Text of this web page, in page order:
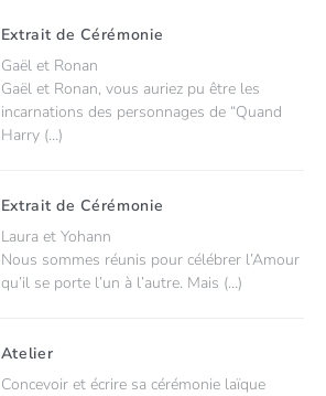
Extrait de Cérémonie
Gaël et Ronan
Gaël et Ronan, vous auriez pu être les
incarnations des personnages de “Quand
Harry (…)
Extrait de Cérémonie
Laura et Yohann
Nous sommes réunis pour célébrer l’Amour
qu’il se porte l’un à l’autre. Mais (…)
Atelier
Concevoir et écrire sa cérémonie laïque